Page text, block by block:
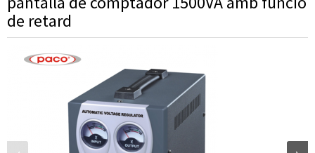
de retard